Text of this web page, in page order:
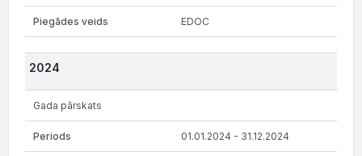
EDOC
2024
Gada pārskats
01.01.2024 - 31.12.2024